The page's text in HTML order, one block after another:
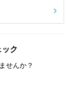
ク
せんか？